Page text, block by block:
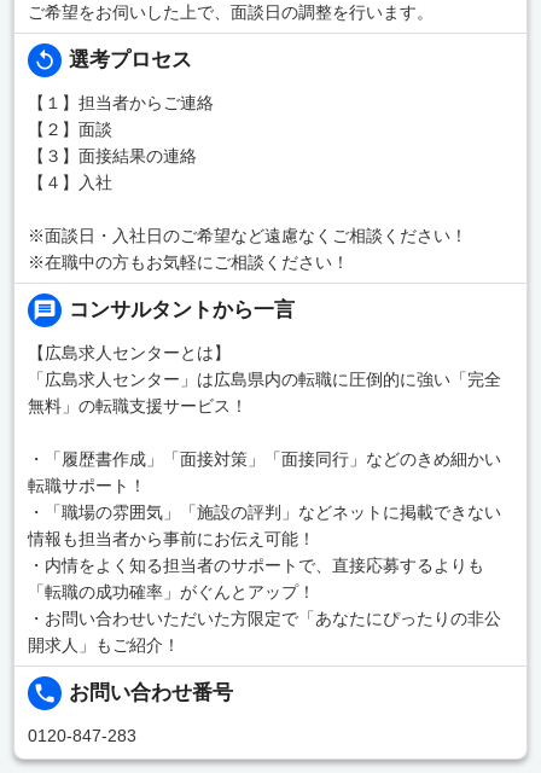
ご希望をお伺いした上で、面談日の調整を行います。
選考プロセス
【１】担当者からご連絡
【２】面談
【３】面接結果の連絡
【４】入社
※面談日・入社日のご希望など遠慮なくご相談ください！
※在職中の方もお気軽にご相談ください！
コンサルタントから一言
【広島求人センターとは】
「広島求人センター」は広島県内の転職に圧倒的に強い「完全
無料」の転職支援サービス！
・「履歴書作成」「面接対策」「面接同行」などのきめ細かい
転職サポート！
・「職場の雰囲気」「施設の評判」などネットに掲載できない
情報も担当者から事前にお伝え可能！
・内情をよく知る担当者のサポートで、直接応募するよりも
「転職の成功確率」がぐんとアップ！
・お問い合わせいただいた方限定で「あなたにぴったりの非公
開求人」もご紹介！
お問い合わせ番号
0120-847-283